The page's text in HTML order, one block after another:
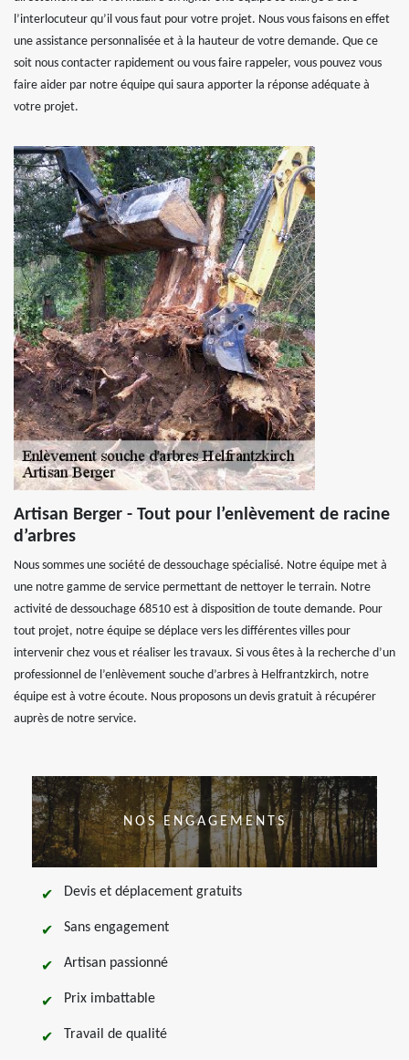
l’interlocuteur qu’il vous faut pour votre projet. Nous vous faisons en effet
une assistance personnalisée et à la hauteur de votre demande. Que ce
soit nous contacter rapidement ou vous faire rappeler, vous pouvez vous
faire aider par notre équipe qui saura apporter la réponse adéquate à
votre projet.
Artisan Berger - Tout pour l’enlèvement de racine
d’arbres
Nous sommes une société de dessouchage spécialisé. Notre équipe met à
une notre gamme de service permettant de nettoyer le terrain. Notre
activité de dessouchage 68510 est à disposition de toute demande. Pour
tout projet, notre équipe se déplace vers les différentes villes pour
intervenir chez vous et réaliser les travaux. Si vous êtes à la recherche d’un
professionnel de l’enlèvement souche d’arbres à Helfrantzkirch, notre
équipe est à votre écoute. Nous proposons un devis gratuit à récupérer
auprès de notre service.
NOS ENGAGEMENTS
Devis et déplacement gratuits
Sans engagement
Artisan passionné
Prix imbattable
Travail de qualité